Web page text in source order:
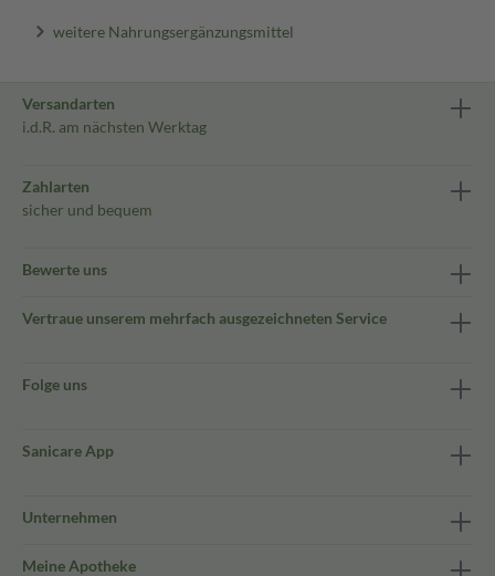
weitere Nahrungsergänzungsmittel
Versandarten
i.d.R. am nächsten Werktag
Zahlarten
sicher und bequem
Bewerte uns
Vertraue unserem mehrfach ausgezeichneten Service
Folge uns
Sanicare App
Unternehmen
Meine Apotheke